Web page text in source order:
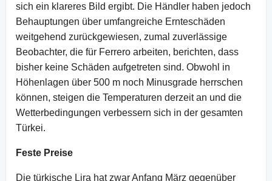
sich ein klareres Bild ergibt. Die Händler haben jedoch
Behauptungen über umfangreiche Ernteschäden
weitgehend zurückgewiesen, zumal zuverlässige
Beobachter, die für Ferrero arbeiten, berichten, dass
bisher keine Schäden aufgetreten sind. Obwohl in
Höhenlagen über 500 m noch Minusgrade herrschen
können, steigen die Temperaturen derzeit an und die
Wetterbedingungen verbessern sich in der gesamten
Türkei.
Feste Preise
Die türkische Lira hat zwar Anfang März gegenüber